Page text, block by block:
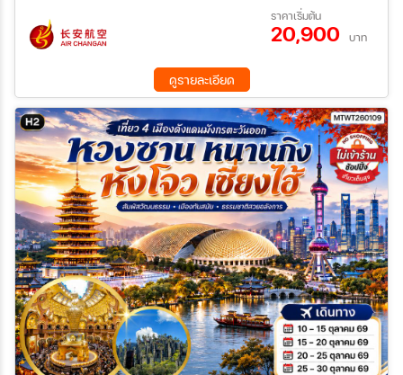
22 ก.ย. 69 - 27 ก.ย. 69
01 ต.ค. 69 - 06 ต.ค. 69
06 ต.ค. 69 - 11 ต.ค. 69
15 ต.ค. 69 - 20 ต.ค. 69
20 ต.ค. 69 - 25 ต.ค. 69
03 พ.ย. 69 - 08 พ.ย. 69
17 พ.ย. 69 - 22 พ.ย. 69
26 พ.ย. 69 - 01 ธ.ค. 69
01 ธ.ค. 69 - 06 ธ.ค. 69
10 ธ.ค. 69 - 15 ธ.ค. 69
15 ธ.ค. 69 - 20 ธ.ค. 69
24 ธ.ค. 69 - 29 ธ.ค. 69
29 ธ.ค. 69 - 03 ม.ค. 70
ราคาเริ่มต้น
20,900 บาท
ดูรายละเอียด